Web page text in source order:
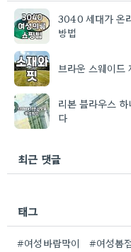
3040 세대가 온
방법
브라운 스웨이드
리본 블라우스
다
최근 댓글
태그
#여성바람막이 #여성봄